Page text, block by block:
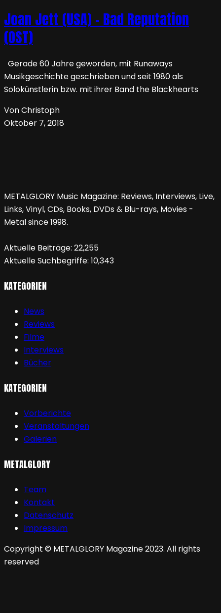
Joan Jett (USA) – Bad Reputation
(OST)
Gerade 60 Jahre geworden, mit Runaways
Musikgeschichte geschrieben und seit 1980 als
Solokünstlerin bzw. mit ihrer Band the Blackhearts
Von Christoph
Oktober 7, 2018
METALGLORY Music Magazine: Reviews, Interviews, Live,
Links, Vinyl, CDs, Books, DVDs & Blu-rays, Movies -
Metal since 1998.
Aktuelle Beiträge: 22,255
Aktuelle Suchbegriffe: 10,343
KATEGORIEN
News
Reviews
Filme
Interviews
Bücher
KATEGORIEN
Vorberichte
Veranstaltungen
Galerien
METALGLORY
Team
Kontakt
Datenschutz
Impressum
Copyright © METALGLORY Magazine 2023. All rights
reserved